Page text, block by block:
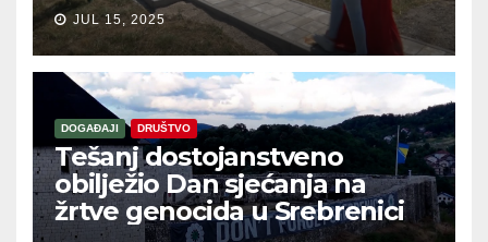
JUL 15, 2025
DOGAĐAJI DRUŠTVO
Tešanj dostojanstveno
obilježio Dan sjećanja na
žrtve genocida u Srebrenici